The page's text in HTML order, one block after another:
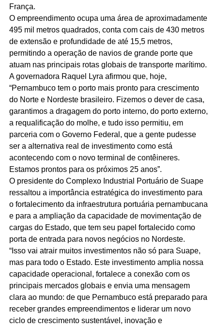
França.
O empreendimento ocupa uma área de aproximadamente
495 mil metros quadrados, conta com cais de 430 metros
de extensão e profundidade de até 15,5 metros,
permitindo a operação de navios de grande porte que
atuam nas principais rotas globais de transporte marítimo.
A governadora Raquel Lyra afirmou que, hoje,
“Pernambuco tem o porto mais pronto para crescimento
do Norte e Nordeste brasileiro. Fizemos o dever de casa,
garantimos a dragagem do porto interno, do porto externo,
a requalificação do molhe, e tudo isso permitiu, em
parceria com o Governo Federal, que a gente pudesse
ser a alternativa real de investimento como está
acontecendo com o novo terminal de contêineres.
Estamos prontos para os próximos 25 anos”.
O presidente do Complexo Industrial Portuário de Suape
ressaltou a importância estratégica do investimento para
o fortalecimento da infraestrutura portuária pernambucana
e para a ampliação da capacidade de movimentação de
cargas do Estado, que tem seu papel fortalecido como
porta de entrada para novos negócios no Nordeste.
“Isso vai atrair muitos investimentos não só para Suape,
mas para todo o Estado. Este investimento amplia nossa
capacidade operacional, fortalece a conexão com os
principais mercados globais e envia uma mensagem
clara ao mundo: de que Pernambuco está preparado para
receber grandes empreendimentos e liderar um novo
ciclo de crescimento sustentável, inovação e